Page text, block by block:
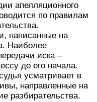
апелляционного
по правилам
написанные на
Наиболее
иска –
до его начала.
усматривает в
направленные на
разбирательства.